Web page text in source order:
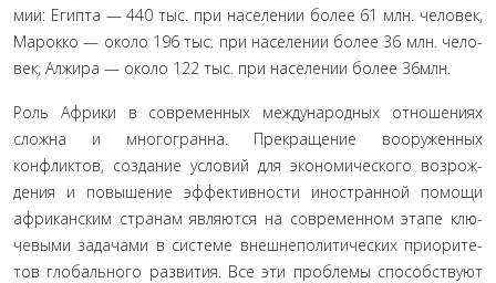
мии: Египта — 440 тыс. при населении более 61 млн. человек,
Марокко — около 196 тыс. при населении более 36 млн. чело­
век, Алжира — около 122 тыс. при населении более 36млн.
Роль Африки в современных международных отноше­ниях
сложна и многогранна. Прекращение вооруженных
конфликтов, создание условий для экономического возрож­
дения и повышение эффективности иностранной помощи
африканским странам являются на современном этапе клю­
чевыми задачами в системе внешнеполитических приорите­
тов глобального развития. Все эти проблемы способствуют